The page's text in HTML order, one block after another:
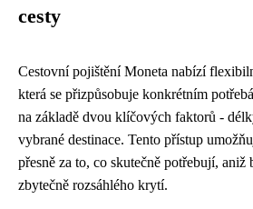
cesty
Cestovní pojištění Moneta nabízí
která se přizpůsobuje konkrétním
na základě dvou klíčových faktorů -
vybrané destinace. Tento přístup
přesně za to, co skutečně potřebují,
zbytečně rozsáhlého krytí.